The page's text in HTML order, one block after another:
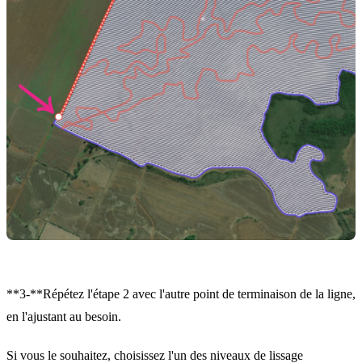
**3-**Répétez l'étape 2 avec l'autre point de terminaison de la ligne,
en l'ajustant au besoin.
Si vous le souhaitez, choisissez l'un des niveaux de lissage